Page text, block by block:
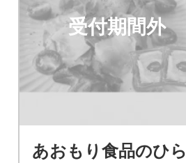
受付期間外
あおもり食品のひら